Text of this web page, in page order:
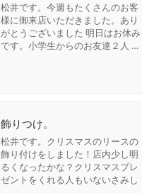
松井です。今週もたくさんのお客
様に御来店いただきました。あり
がとうございました 明日はお休み
です。小学生からのお友達２人 …
飾りつけ。
松井です。クリスマスのリースの
飾り付けをしました！店内少し明
るくなったかな？クリスマスプレ
ゼントをくれる人もいないさみし